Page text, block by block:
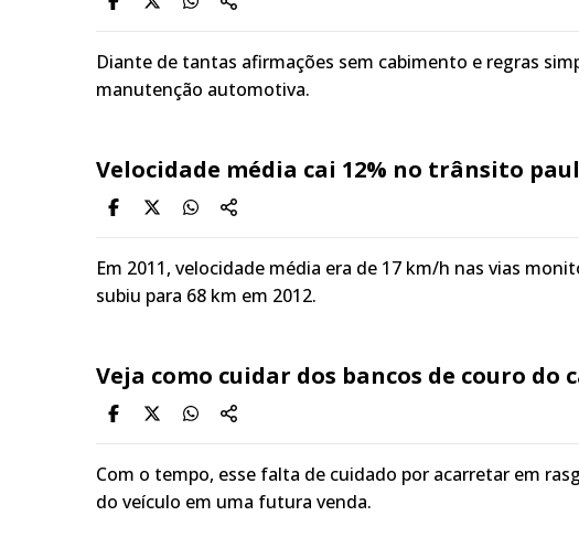
Diante de tantas afirmações sem cabimento e regras
manutenção automotiva.
Velocidade média cai 12% no trânsito
Em 2011, velocidade média era de 17 km/h nas vias
subiu para 68 km em 2012.
Veja como cuidar dos bancos de couro do
Com o tempo, esse falta de cuidado por acarretar em
do veículo em uma futura venda.